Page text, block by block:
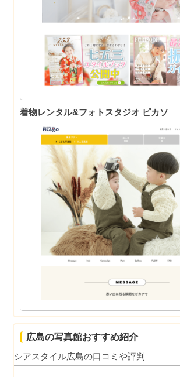
着物レンタル&フォトスタジオ ピカソ
広島の写真館おすすめ紹介
シアスタイル広島の口コミや評判